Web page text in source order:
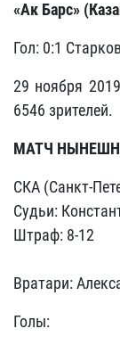
«Ак Барс»
Гол: 0:1
29 ноября
6546 зрителей.
МАТЧ
СКА (Санкт-
Судьи:
Штраф: 8-12
Вратари:
Голы: